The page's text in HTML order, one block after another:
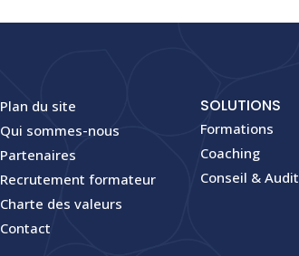
Plan du site
Qui sommes-nous
Partenaires
Recrutement formateur
Charte des valeurs
Contact
SOLUTIONS
Formations
Coaching
Conseil & Audit